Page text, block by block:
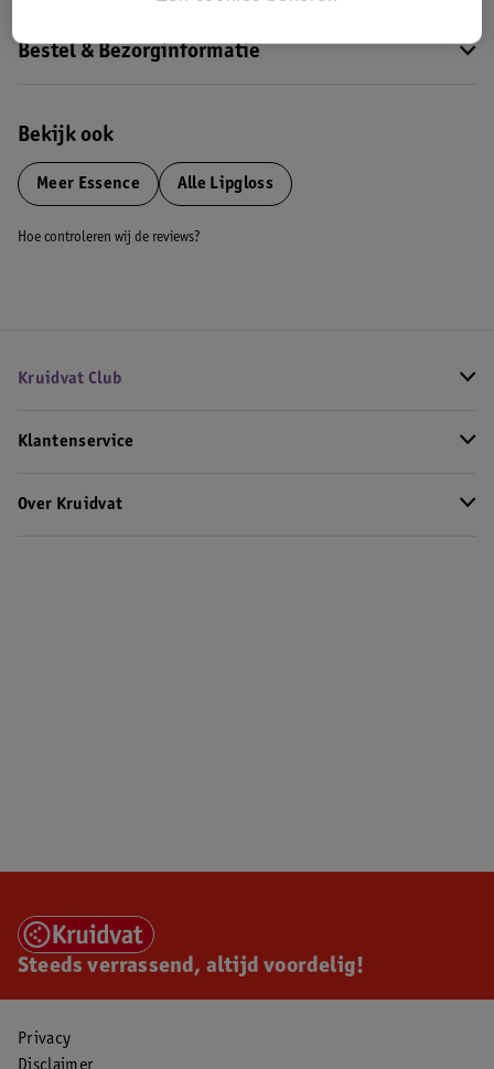
Bestel & Bezorginformatie
Bekijk ook
Meer Essence Alle Lipgloss
Hoe controleren wij de reviews?
Kruidvat Club
Klantenservice
Over Kruidvat
Steeds verrassend, altijd voordelig!
Privacy